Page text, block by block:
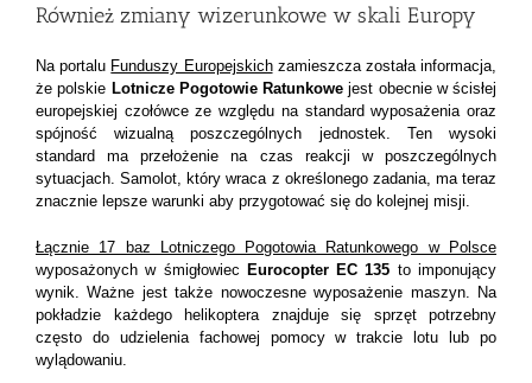
Również zmiany wizerunkowe w skali Europy
Na portalu Funduszy Europejskichzamieszcza została informacja,
że polskie Lotnicze Pogotowie Ratunkowe jest obecnie w ścisłej
europejskiej czołówce ze względu na standard wyposażenia oraz
spójność wizualną poszczególnych jednostek. Ten wysoki
standard ma przełożenie na czas reakcji w poszczególnych
sytuacjach. Samolot, który wraca z określonego zadania, ma teraz
znacznie lepsze warunki aby przygotować się do kolejnej misji.
Łącznie 17 baz Lotniczego Pogotowia Ratunkowego w Polsce
wyposażonych w śmigłowiec Eurocopter EC 135 to imponujący
wynik. Ważne jest także nowoczesne wyposażenie maszyn. Na
pokładzie każdego helikoptera znajduje się sprzęt potrzebny
często do udzielenia fachowej pomocy w trakcie lotu lub po
wylądowaniu.